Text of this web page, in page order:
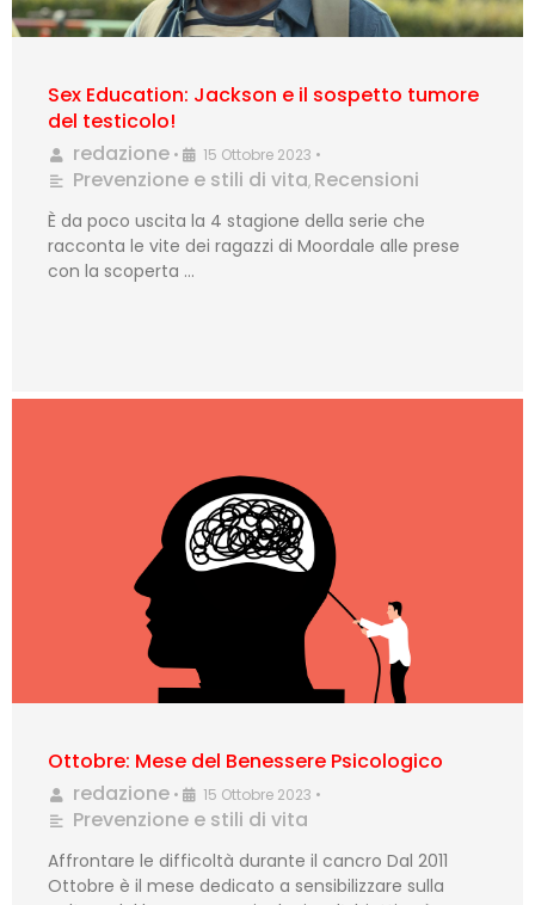
Sex Education: Jackson e il sospetto tumore
del testicolo!
redazione • 15 Ottobre 2023 •
Prevenzione e stili di vita, Recensioni
È da poco uscita la 4 stagione della serie che
racconta le vite dei ragazzi di Moordale alle prese
con la scoperta …
Ottobre: Mese del Benessere Psicologico
redazione • 15 Ottobre 2023 •
Prevenzione e stili di vita
Affrontare le difficoltà durante il cancro Dal 2011
Ottobre è il mese dedicato a sensibilizzare sulla